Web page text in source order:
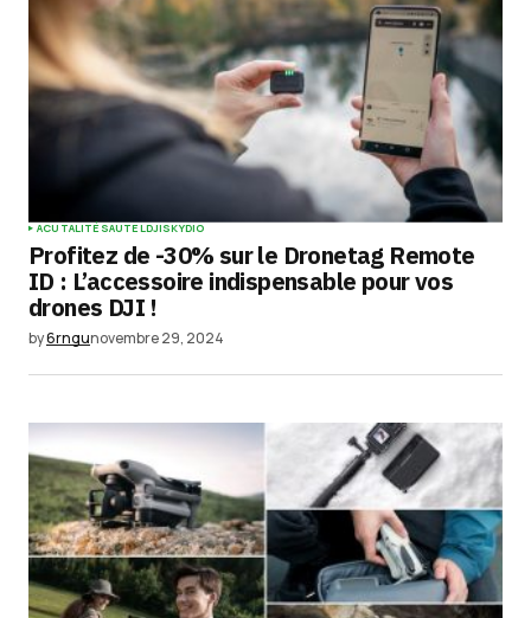
ACUTALITÉSAUTELDJISKYDIO
Profitez de -30% sur le Dronetag Remote
ID : L’accessoire indispensable pour vos
drones DJI !
by6rngunovembre 29, 2024